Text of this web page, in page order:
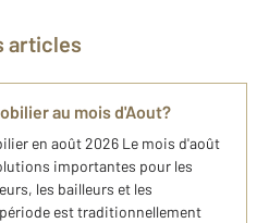
articles
au mois d'Aout?
en août 2026 Le mois d'août
importantes pour les
les bailleurs et les
est traditionnellement